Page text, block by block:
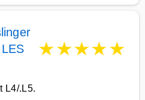
★★★★★
L4/.L5.